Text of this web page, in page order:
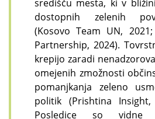
središču mesta, ki v
dostopnih zelenih
(Kosovo Team UN,
Partnership, 2024).
krepijo zaradi
omejenih zmožnosti
pomanjkanja zeleno
politik (Prishtina
Posledice so